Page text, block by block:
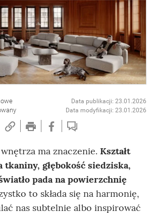
Data publikacji: 23.01.2026
Data modyfikacji: 23.01.2026
ma znaczenie. Kształt
tkaniny, głębokość siedziska,
pada na powierzchnię
to składa się na harmonię,
nas subtelnie albo inspirować